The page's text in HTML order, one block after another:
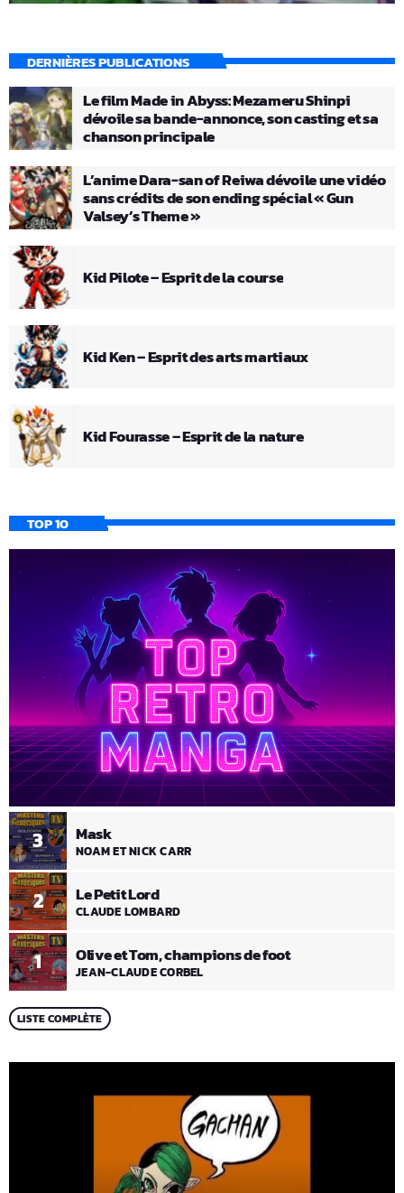
DERNIÈRES PUBLICATIONS
Le film Made in Abyss: Mezameru Shinpi
dévoile sa bande-annonce, son casting et sa
chanson principale
L’anime Dara-san of Reiwa dévoile une vidéo
sans crédits de son ending spécial « Gun
Valsey’s Theme »
Kid Pilote – Esprit de la course
Kid Ken – Esprit des arts martiaux
Kid Fourasse – Esprit de la nature
TOP 10
1 Olive et Tom, champions de foot
JEAN-CLAUDE CORBEL
2 Le Petit Lord
CLAUDE LOMBARD
3 Mask
NOAM ET NICK CARR
LISTE COMPLÈTE